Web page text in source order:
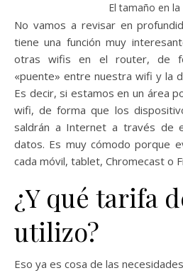
El tamaño en
No vamos a revisar en
tiene una función muy
otras wifis en el router, de
«puente» entre nuestra wifi y la
Es decir, si estamos en un área
wifi, de forma que los
saldrán a Internet a través de
datos. Es muy cómodo porque
cada móvil, tablet, Chromecast o
¿Y qué tarifa
utilizo?
Eso ya es cosa de las